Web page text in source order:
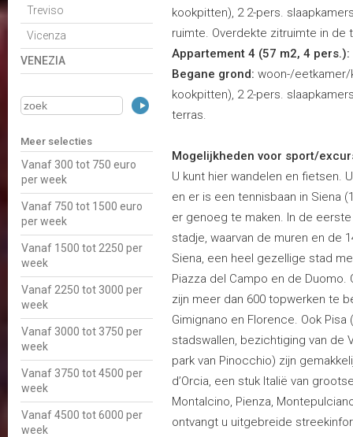
Treviso
Vicenza
VENEZIA
Meer selecties
Vanaf 300 tot 750 euro
per week
Vanaf 750 tot 1500 euro
per week
Vanaf 1500 tot 2250 per
week
Vanaf 2250 tot 3000 per
week
Vanaf 3000 tot 3750 per
week
Vanaf 3750 tot 4500 per
week
Vanaf 4500 tot 6000 per
week
kookpitten), 2 2-pers.
ruimte. Overdekte zitruimte in de
Appartement 4 (57 m2, 4 pers.):
Begane grond: woon-/eetkamer/
kookpitten), 2 2-pers.
terras.
Mogelijkheden voor sport/
U kunt hier wandelen en fietsen.
en er is een tennisbaan in Siena
er genoeg te maken. In de
stadje, waarvan de muren en de
Siena, een heel gezellige stad
Piazza del Campo en de
zijn meer dan 600 topwerken te
Gimignano en Florence. Ook
stadswallen, bezichtiging van de
park van Pinocchio) zijn
d’Orcia, een stuk Italië van
Montalcino, Pienza,
ontvangt u uitgebreide